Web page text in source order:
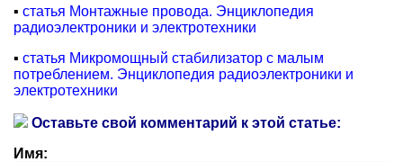
▪ статья Монтажные провода. Энциклопедия
радиоэлектроники и электротехники
▪ статья Микромощный стабилизатор с малым
потреблением. Энциклопедия радиоэлектроники и
электротехники
Оставьте свой комментарий к этой статье:
Имя: